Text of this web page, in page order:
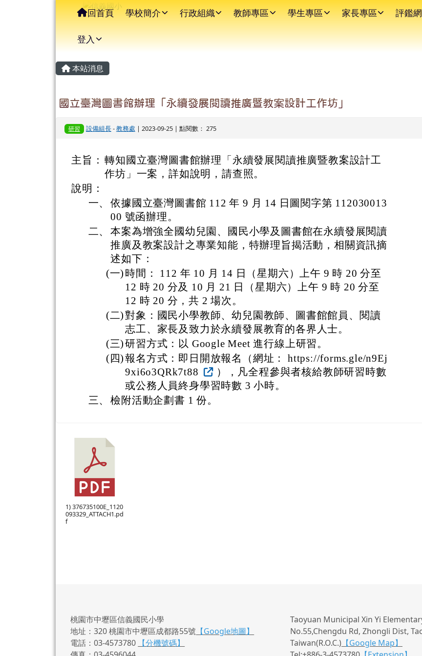
信義國小導覽列
回首頁 學校簡介 行政組織 教師專區 學生專區 家長專區 評鑑
登入
主內容區域
本站消息
國立臺灣圖書館辦理「永續發展閱讀推廣暨教案設計工作坊」
研習 設備組長-教務處 | 2023-09-25 | 點閱數： 275
主旨： 轉知國立臺灣圖書館辦理「永續發展閱讀推廣暨教案設計工
作坊」一案，詳如說明，請查照。
說明：
一、 依據國立臺灣圖書館 112 年 9 月 14 日圖閱字第 112030013
00 號函辦理。
二、 本案為增強全國幼兒園、國民小學及圖書館在永續發展閱讀
推廣及教案設計之專業知能，特辦理旨揭活動，相關資訊摘
述如下：
(一) 時間： 112 年 10 月 14 日（星期六）上午 9 時 20 分至
12 時 20 分及 10 月 21 日（星期六）上午 9 時 20 分至
12 時 20 分，共 2 場次。
(二)對象：國民小學教師、幼兒園教師、圖書館館員、閱讀
志工、家長及致力於永續發展教育的各界人士。
(三)研習方式：以 Google Meet 進行線上研習。
(四)報名方式：即日開放報名（網址： https://forms.gle/n9Ej
9xi6o3QRk7t88
），凡全程參與者核給教師研習時數
或公務人員終身學習時數 3 小時。
三、 檢附活動企劃書 1 份。
1) 376735100E_1120
093329_ATTACH1.pd
f
頁尾區域
桃園市中壢區信義國民小學
地址：320 桃園市中壢區成都路55號 【Google地圖】
電話：03-4573780
【分機號碼】
Taoyuan Municipal Xin Yi
No.55,Chengdu Rd, Zhongli Dist,
Taiwan(R.O.C.) 【Google Map】